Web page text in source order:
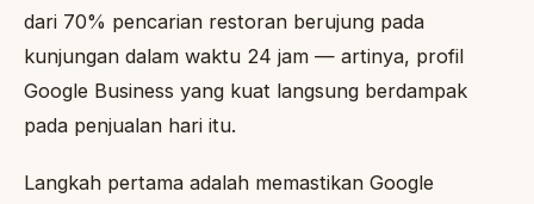
dari 70% pencarian restoran berujung pada
kunjungan dalam waktu 24 jam — artinya, profil
Google Business yang kuat langsung berdampak
pada penjualan hari itu.
Langkah pertama adalah memastikan Google